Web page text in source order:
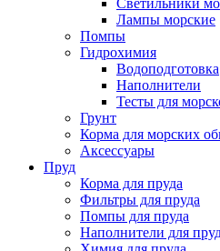
Светильники
Лампы морские
Помпы
Гидрохимия
Водоподготовка
Наполнители
Тесты для
Грунт
Корма для морских
Аксессуары
Пруд
Корма для пруда
Фильтры для пруда
Помпы для пруда
Наполнители для